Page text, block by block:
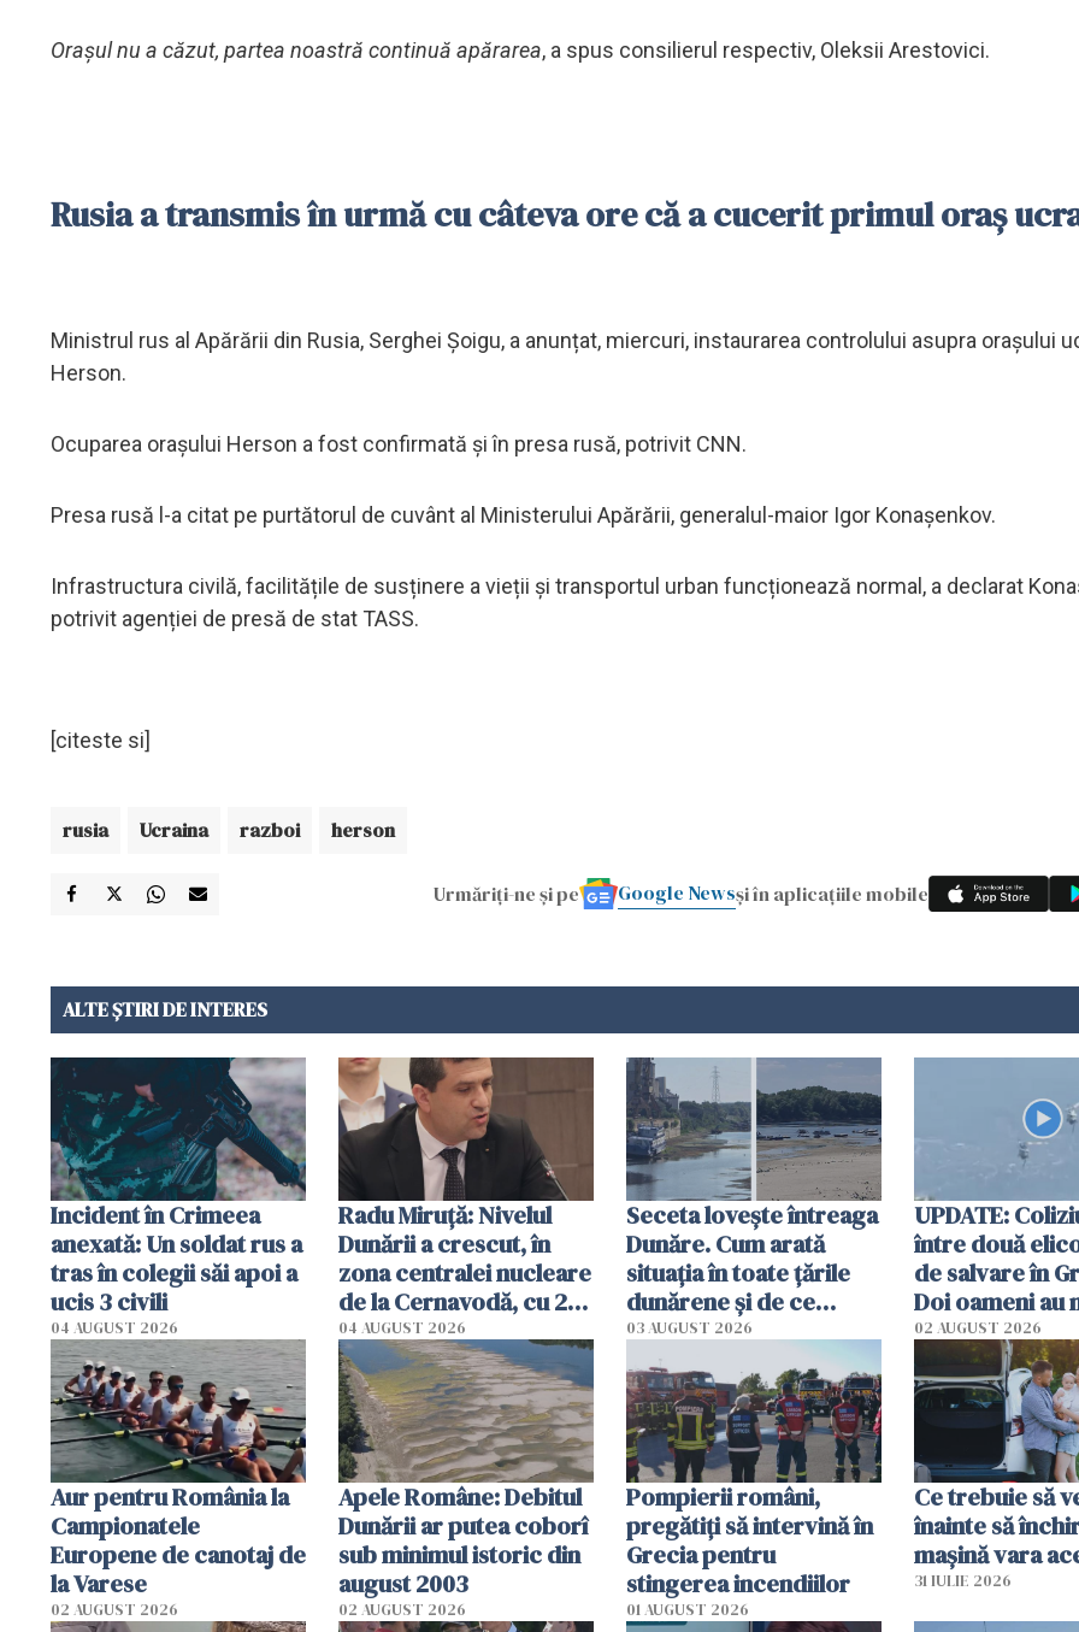
Oraşul nu a căzut, partea noastră continuă apărarea, a spus consilierul respectiv, Oleksii Arestovici.
Rusia a transmis în urmă cu câteva ore că a cucerit primul oraș
Ministrul rus al Apărării din Rusia, Serghei Șoigu, a anunțat, miercuri, instaurarea controlului asupra orașului
Herson.
Ocuparea orașului Herson a fost confirmată și în presa rusă, potrivit CNN.
Presa rusă l-a citat pe purtătorul de cuvânt al Ministerului Apărării, generalul-maior Igor Konașenkov.
Infrastructura civilă, facilitățile de susținere a vieții și transportul urban funcționează normal, a declarat
potrivit agenției de presă de stat TASS.
[citeste si]
rusia Ucraina razboi herson
Urmăriți-ne și pe Google Newsși în aplicațiile mobile
ALTE ȘTIRI DE INTERES
Incident în Crimeea
anexată: Un soldat rus a
tras în colegii săi apoi a
ucis 3 civili
04 AUGUST 2026
Radu Miruţă: Nivelul
Dunării a crescut, în
zona centralei nucleare
de la Cernavodă, cu 2
cm faţă de ziua trecută
04 AUGUST 2026
Seceta lovește întreaga
Dunăre. Cum arată
situația în toate țările
dunărene și de ce
România resimte
efectele, deși a plouat
în iulie
03 AUGUST 2026
UPDATE:
între două
de salvare în
Doi oameni au
02 AUGUST 2026
Aur pentru România la
Campionatele
Europene de canotaj de
la Varese
02 AUGUST 2026
Apele Române: Debitul
Dunării ar putea coborî
sub minimul istoric din
august 2003
02 AUGUST 2026
Pompierii români,
pregătiţi să intervină în
Grecia pentru
stingerea incendiilor
01 AUGUST 2026
Ce trebuie să
înainte să
mașină vara
31 IULIE 2026